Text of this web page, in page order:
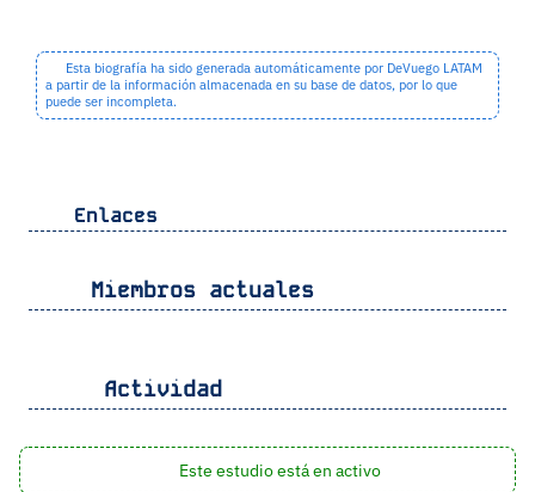
Esta biografía ha sido generada automáticamente por DeVuego LATAM
a partir de la información almacenada en su base de datos, por lo que
puede ser incompleta.
Enlaces
Miembros actuales
Actividad
Este estudio está en activo